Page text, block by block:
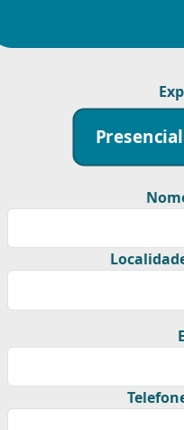
Presencial